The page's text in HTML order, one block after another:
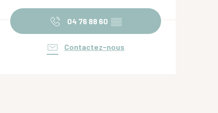
Ouverture et coordonnées
04 76 88 60 ▒▒
Contactez-nous